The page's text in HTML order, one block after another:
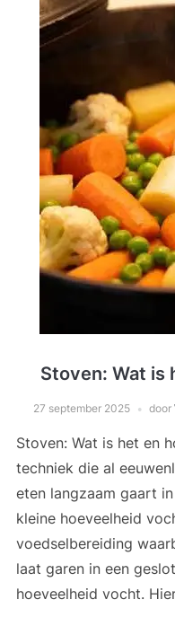
Stoven: Wat is
27 september 2025 door
Stoven: Wat is het en
techniek die al
eten langzaam gaart
kleine hoeveelheid
voedselbereiding
laat garen in een
hoeveelheid vocht.